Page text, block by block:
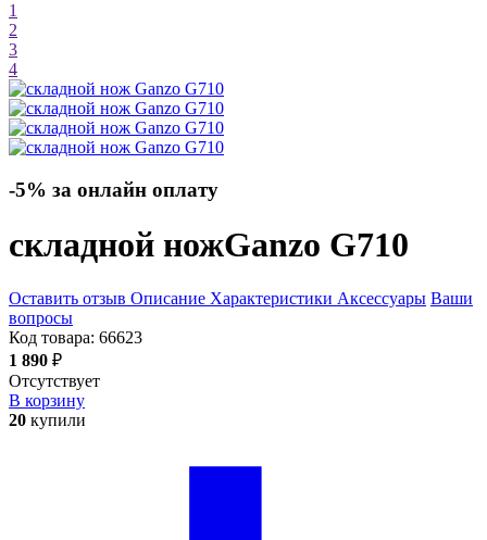
1
2
3
4
-5% за онлайн оплату
складной ножGanzo G710
Оставить отзыв Описание Характеристики Аксессуары Ваши
вопросы
Код товара: 66623
1 890 ₽
Отсутствует
В корзину
20 купили